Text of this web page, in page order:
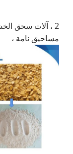
2 ، آلات سحق
مساحيق نامة ،